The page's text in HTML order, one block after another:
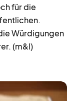
für die
Würdigungen
(m&l)